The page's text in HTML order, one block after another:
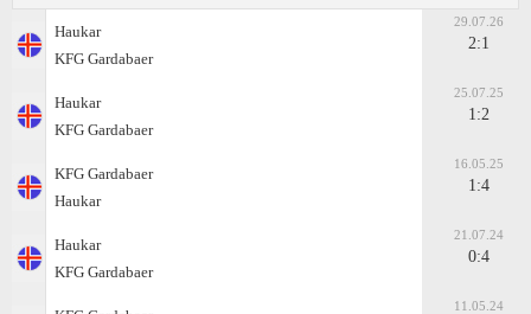
Haukar
KFG Gardabaer
29.07.26
2:1
Haukar
KFG Gardabaer
25.07.25
1:2
KFG Gardabaer
Haukar
16.05.25
1:4
Haukar
KFG Gardabaer
21.07.24
0:4
11.05.24